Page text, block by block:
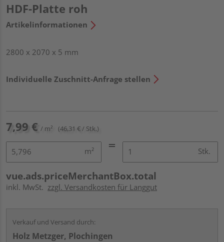
HDF-Platte roh
Artikelinformationen
2800 x 2070 x 5 mm
Individuelle Zuschnitt-Anfrage stellen
7,99 € / m² (46,31 € / Stk.)
m² Stk.
vue.ads.priceMerchantBox.total
inkl. MwSt. zzgl. Versandkosten für Langgut
Verkauf und Versand durch:
Holz Metzger, Plochingen